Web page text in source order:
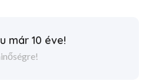
már 10 éve!